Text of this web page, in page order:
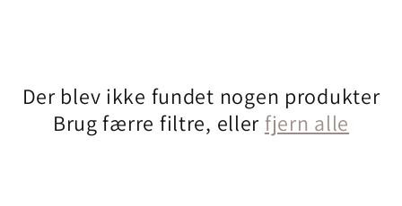
k
Der blev ikke fundet nogen produkter
Brug færre filtre, eller fjern alle